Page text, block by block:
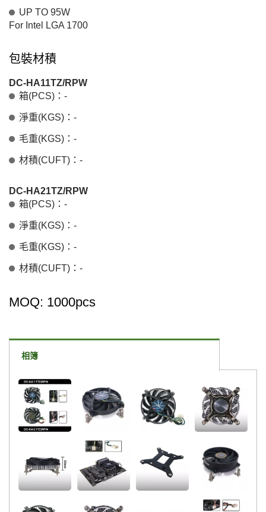
UP TO 95W
For Intel LGA 1700
包裝材積
DC-HA11TZ/RPW
箱(PCS)：-
淨重(KGS)：-
毛重(KGS)：-
材積(CUFT)：-
DC-HA21TZ/RPW
箱(PCS)：-
淨重(KGS)：-
毛重(KGS)：-
材積(CUFT)：-
MOQ: 1000pcs
相簿